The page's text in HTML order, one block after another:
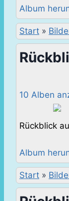
Album
Start »
10 Alben
Rückblick
Album
Start »